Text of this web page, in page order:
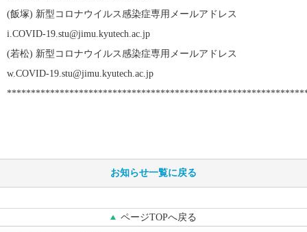
(飯塚) 新型コロナウイルス感染症専用メールアドレス
i.COVID-19.stu@jimu.kyutech.ac.jp
(若松) 新型コロナウイルス感染症専用メールアドレス
w.COVID-19.stu@jimu.kyutech.ac.jp
お知らせ一覧に戻る
ページTOPへ戻る